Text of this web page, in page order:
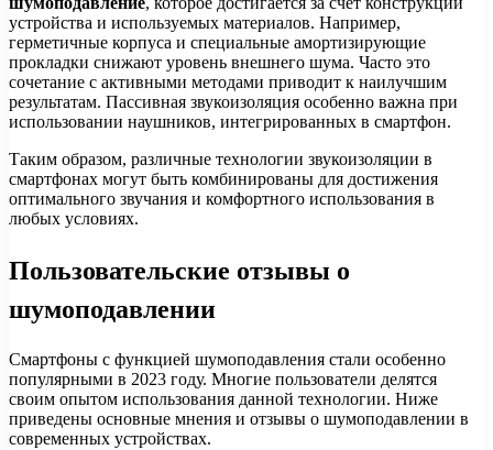
устройства и используемых материалов. Например,
герметичные корпуса и специальные амортизирующие
прокладки снижают уровень внешнего шума. Часто это
сочетание с активными методами приводит к наилучшим
результатам. Пассивная звукоизоляция особенно важна при
использовании наушников, интегрированных в смартфон.
Таким образом, различные технологии звукоизоляции в
смартфонах могут быть комбинированы для достижения
оптимального звучания и комфортного использования в
любых условиях.
Пользовательские отзывы о
шумоподавлении
Смартфоны с функцией шумоподавления стали особенно
популярными в 2023 году. Многие пользователи делятся
своим опытом использования данной технологии. Ниже
приведены основные мнения и отзывы о шумоподавлении в
современных устройствах.